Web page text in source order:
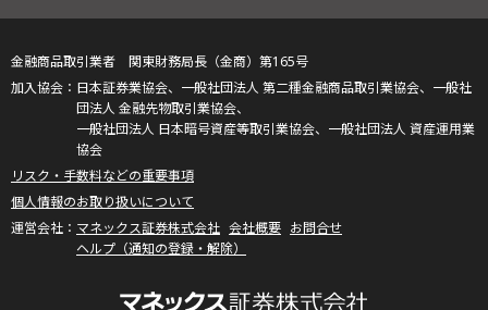
金融商品取引業者 関東財務局長（金商）第165号
日本証券業協会、一般社団法人 第二種金融商品取引業協会、一般社
団法人 金融先物取引業協会、
一般社団法人 日本暗号資産等取引業協会、一般社団法人 資産運用業
協会
リスク・手数料などの重要事項
個人情報のお取り扱いについて
マネックス証券株式会社 会社概要 お問合せ
ヘルプ（通知の登録・解除）